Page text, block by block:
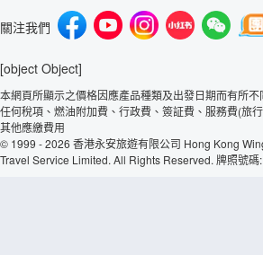
關注我們
[object Object]
本網頁所顯示之價格因應產品種類及出發日期而有所不
任何稅項、燃油附加費、行政費、簽証費、服務費(旅
其他應繳費用
© 1999 - 2026 香港永安旅遊有限公司 Hong Kong
Travel Service Limited. All Rights Reserved. 牌照號